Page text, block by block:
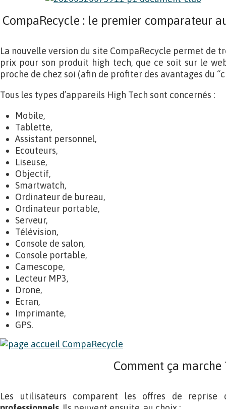
CompaRecycle : le premier comparateur
La nouvelle version du site CompaRecycle permet de
prix pour son produit high tech, que ce soit sur le
proche de chez soi (afin de profiter des avantages du
Tous les types d’appareils High Tech sont concernés :
Mobile,
Tablette,
Assistant personnel,
Ecouteurs,
Liseuse,
Objectif,
Smartwatch,
Ordinateur de bureau,
Ordinateur portable,
Serveur,
Télévision,
Console de salon,
Console portable,
Camescope,
Lecteur MP3,
Drone,
Ecran,
Imprimante,
GPS.
Comment ça marche
Les utilisateurs comparent les offres de